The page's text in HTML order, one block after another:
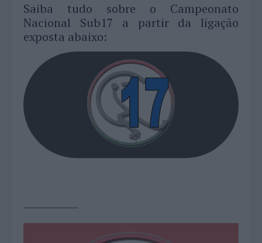
Saiba tudo sobre o Campeonato
Nacional Sub17 a partir da ligação
exposta abaixo: